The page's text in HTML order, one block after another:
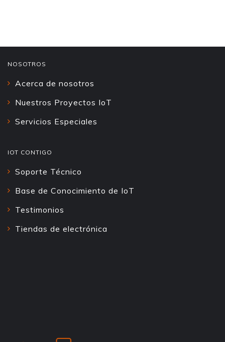
NOSOTROS
Acerca de nosotros
Nuestros Proyectos IoT
Servicios Especiales
IOT CONTIGO
Soporte Técnico
Base de Conocimiento de IoT
Testimonios
Tiendas de electrónica